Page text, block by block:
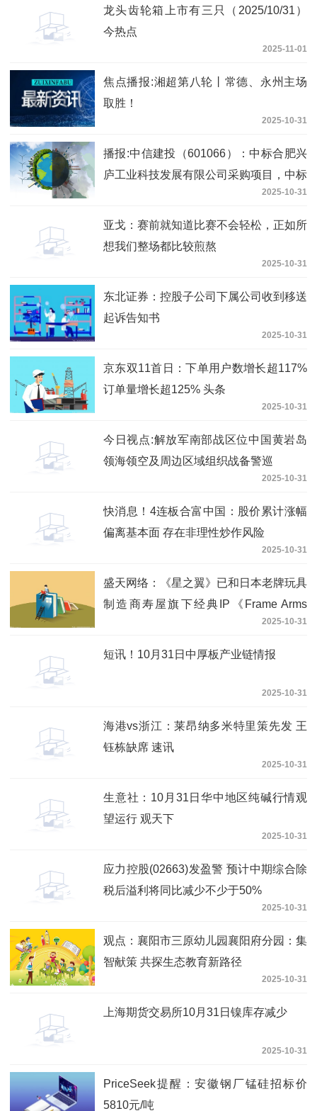
龙头齿轮箱上市有三只（2025/10/31）
今热点
2025-11-01
焦点播报:湘超第八轮丨常德、永州主场
取胜！
2025-10-31
播报:中信建投（601066）：中标合肥兴
庐工业科技发展有限公司采购项目，中标
2025-10-31
亚戈：赛前就知道比赛不会轻松，正如所
想我们整场都比较煎熬
2025-10-31
东北证券：控股子公司下属公司收到移送
起诉告知书
2025-10-31
京东双11首日：下单用户数增长超117%
订单量增长超125% 头条
2025-10-31
今日视点:解放军南部战区位中国黄岩岛
领海领空及周边区域组织战备警巡
2025-10-31
快消息！4连板合富中国：股价累计涨幅
偏离基本面 存在非理性炒作风险
2025-10-31
盛天网络：《星之翼》已和日本老牌玩具
制造商寿屋旗下经典IP《Frame Arms
Girl》（机甲少女）以及知名模玩品牌
《大漫匠AniMester | 核金重构》系列展
2025-10-31
短讯！10月31日中厚板产业链情报
2025-10-31
海港vs浙江：莱昂纳多米特里策先发 王
钰栋缺席 速讯
2025-10-31
生意社：10月31日华中地区纯碱行情观
望运行 观天下
2025-10-31
应力控股(02663)发盈警 预计中期综合除
税后溢利将同比减少不少于50%
2025-10-31
观点：襄阳市三原幼儿园襄阳府分园：集
智献策 共探生态教育新路径
2025-10-31
上海期货交易所10月31日镍库存减少
2025-10-31
PriceSeek提醒：安徽钢厂锰硅招标价
5810元/吨